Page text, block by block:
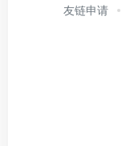
友链申请